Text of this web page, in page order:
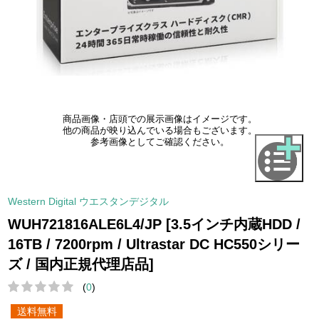
商品画像・店頭での展示画像はイメージです。
他の商品が映り込んでいる場合もございます。
参考画像としてご確認ください。
Western Digital ウエスタンデジタル
WUH721816ALE6L4/JP [3.5インチ内蔵HDD /
16TB / 7200rpm / Ultrastar DC HC550シリー
ズ / 国内正規代理店品]
(0)
送料無料